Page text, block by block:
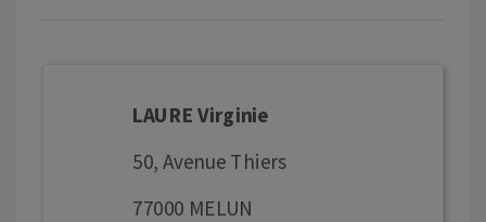
LAURE Virginie
50, Avenue Thiers
77000 MELUN